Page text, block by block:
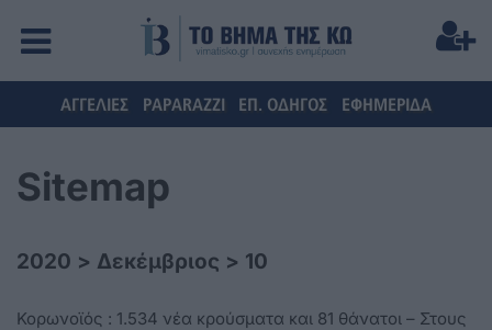
ΑΓΓΕΛΙΕΣ PAPARAZZI ΕΠ. ΟΔΗΓΟΣ ΕΦΗΜΕΡΙΔΑ
Sitemap
2020 > Δεκέμβριος > 10
Κορωνοϊός : 1.534 νέα κρούσματα και 81 θάνατοι – Στους